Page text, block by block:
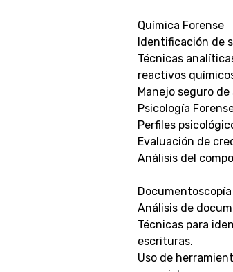
Química Forense
Identificación de
Técnicas
reactivos
Manejo seguro
Psicología
Perfiles
Evaluación de
Análisis del
Documentoscopía
Análisis de
Técnicas para
escrituras.
Uso de